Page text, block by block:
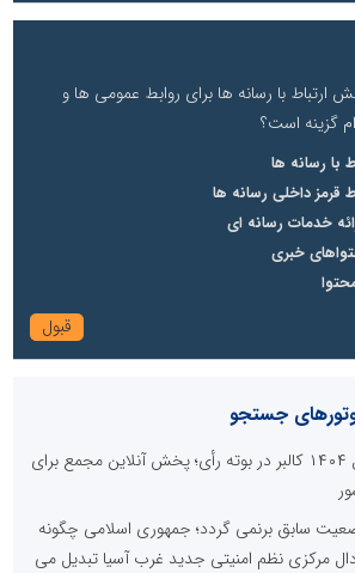
با رسانه ها برای روابط عمومی ها و
گزینه است؟
با رسانه ها
داخلی رسانه ها
خدمات رسانه ای
خبری
جستجو
صورت‌های مالی سال ۱۴۰۴ کالبر در بوته رأی؛ پخش آنلاین مجمع برای
سابق برنمی گردد؛ جمهوری اسلامی چگونه
دال مرکزی نظم امنیتی جدید غرب آسیا تبدیل می